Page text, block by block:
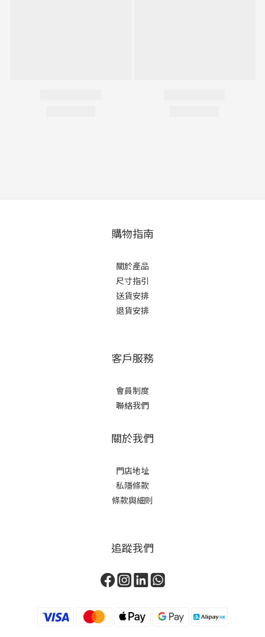
購物指南
關於產品
尺寸指引
送貨安排
退貨安排
客戶服務
會員制度
聯絡我們
關於我們
門店地址
私隱條款
條款與細則
追蹤我們